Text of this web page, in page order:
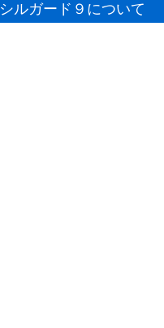
シルガード９について